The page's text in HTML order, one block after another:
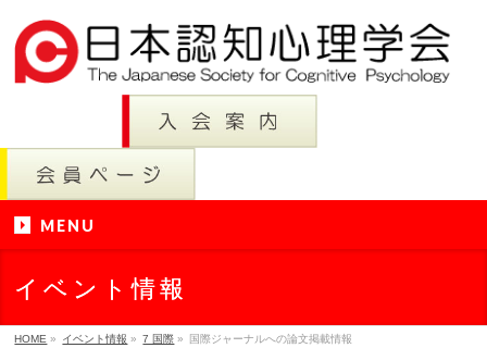
MENU
イベント情報
HOME » イベント情報 » 7 国際 » 国際ジャーナルへの論文掲載情報